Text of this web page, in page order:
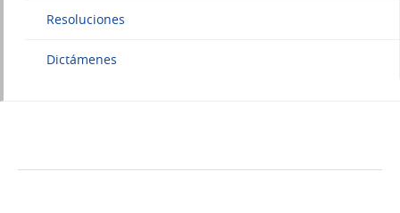
Resoluciones
Dictámenes